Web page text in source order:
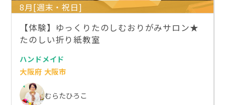
8月[週末・祝日]
【体験】ゆっくりたのしむおりがみサロン★
たのしい折り紙教室
ハンドメイド
大阪府 大阪市
むらたひろこ